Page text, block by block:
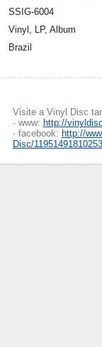
SSIG-6004
Vinyl, LP, Album
Brazil
Visite a Vinyl Disc
· www: http://
· facebook: http://
Disc/